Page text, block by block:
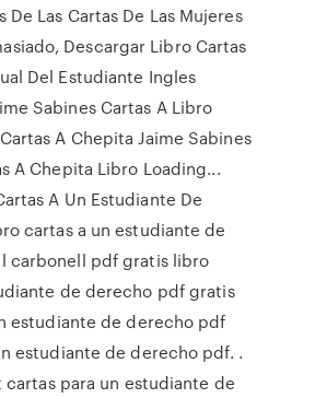
De Las Cartas De Las Mujeres
Descargar Libro Cartas
Del Estudiante Ingles
Sabines Cartas A Libro
A Chepita Jaime Sabines
A Chepita Libro Loading...
A Un Estudiante De
cartas a un estudiante de
carbonell pdf gratis libro
de derecho pdf gratis
estudiante de derecho pdf
estudiante de derecho pdf. .
cartas para un estudiante de